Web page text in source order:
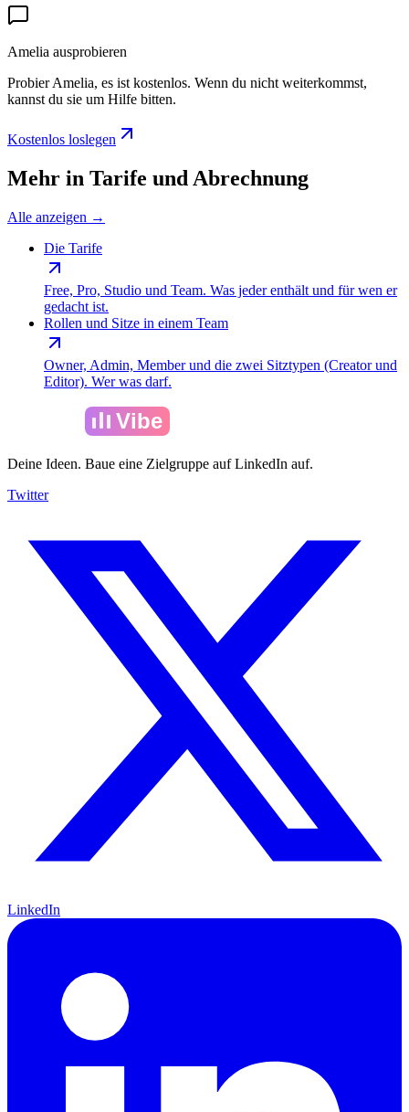
Amelia ausprobieren
Probier Amelia, es ist kostenlos. Wenn du nicht weiterkommst,
kannst du sie um Hilfe bitten.
Kostenlos loslegen
Mehr in Tarife und Abrechnung
Alle anzeigen →
Die Tarife
Free, Pro, Studio und Team. Was jeder enthält und für wen er
gedacht ist.
Rollen und Sitze in einem Team
Owner, Admin, Member und die zwei Sitztypen (Creator und
Editor). Wer was darf.
Vibe
Deine Ideen. Baue eine Zielgruppe auf LinkedIn auf.
Twitter
LinkedIn